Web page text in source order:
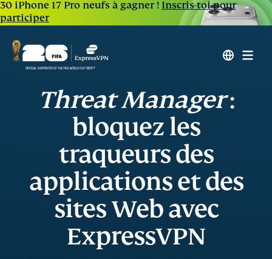
30 iPhone 17 Pro neufs à gagner ! Inscris-toi pour
participer
Threat Manager:
bloquez les
traqueurs des
applications et des
sites Web avec
ExpressVPN